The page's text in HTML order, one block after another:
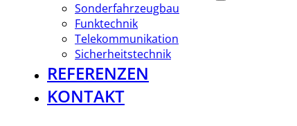
Sonderfahrzeugbau
Funktechnik
Telekommunikation
Sicherheitstechnik
REFERENZEN
KONTAKT